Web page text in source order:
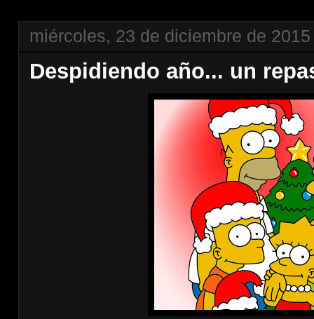
miércoles, 23 de diciembre de 2015
Despidiendo año... un